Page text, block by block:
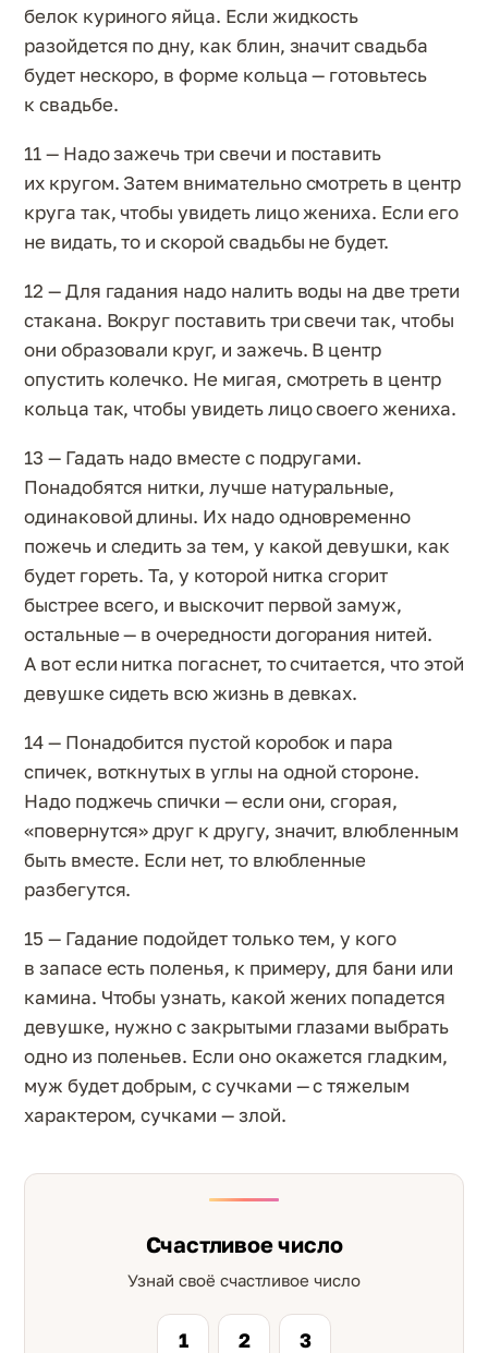
белок куриного яйца. Если жидкость
разойдется по дну, как блин, значит свадьба
будет нескоро, в форме кольца — готовьтесь
к свадьбе.
11 — Надо зажечь три свечи и поставить
их кругом. Затем внимательно смотреть в центр
круга так, чтобы увидеть лицо жениха. Если его
не видать, то и скорой свадьбы не будет.
12 — Для гадания надо налить воды на две трети
стакана. Вокруг поставить три свечи так, чтобы
они образовали круг, и зажечь. В центр
опустить колечко. Не мигая, смотреть в центр
кольца так, чтобы увидеть лицо своего жениха.
13 — Гадать надо вместе с подругами.
Понадобятся нитки, лучше натуральные,
одинаковой длины. Их надо одновременно
пожечь и следить за тем, у какой девушки, как
будет гореть. Та, у которой нитка сгорит
быстрее всего, и выскочит первой замуж,
остальные — в очередности догорания нитей.
А вот если нитка погаснет, то считается, что этой
девушке сидеть всю жизнь в девках.
14 — Понадобится пустой коробок и пара
спичек, воткнутых в углы на одной стороне.
Надо поджечь спички — если они, сгорая,
«повернутся» друг к другу, значит, влюбленным
быть вместе. Если нет, то влюбленные
разбегутся.
15 — Гадание подойдет только тем, у кого
в запасе есть поленья, к примеру, для бани или
камина. Чтобы узнать, какой жених попадется
девушке, нужно с закрытыми глазами выбрать
одно из поленьев. Если оно окажется гладким,
муж будет добрым, с сучками — с тяжелым
характером, сучками — злой.
Счастливое число
Узнай своё счастливое число
1 2 3